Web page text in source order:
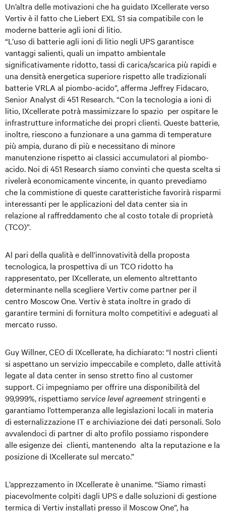
Un’altra delle motivazioni che ha guidato IXcellerate verso
Vertiv è il fatto che Liebert EXL S1 sia compatibile con le
moderne batterie agli ioni di litio.
“L’uso di batterie agli ioni di litio negli UPS garantisce
vantaggi salienti, quali un impatto ambientale
significativamente ridotto, tassi di carica/scarica più rapidi e
una densità energetica superiore rispetto alle tradizionali
batterie VRLA al piombo-acido”, afferma Jeffrey Fidacaro,
Senior Analyst di 451 Research. “Con la tecnologia a ioni di
litio, IXcellerate potrà massimizzare lo spazio per ospitare le
infrastrutture informatiche dei propri clienti. Queste batterie,
inoltre, riescono a funzionare a una gamma di temperature
più ampia, durano di più e necessitano di minore
manutenzione rispetto ai classici accumulatori al piombo-
acido. Noi di 451 Research siamo convinti che questa scelta si
rivelerà economicamente vincente, in quanto prevediamo
che la commistione di queste caratteristiche favorirà risparmi
interessanti per le applicazioni del data center sia in
relazione al raffreddamento che al costo totale di proprietà
(TCO)”.
Al pari della qualità e dell’innovatività della proposta
tecnologica, la prospettiva di un TCO ridotto ha
rappresentato, per IXcellerate, un elemento altrettanto
determinante nella scegliere Vertiv come partner per il
centro Moscow One. Vertiv è stata inoltre in grado di
garantire termini di fornitura molto competitivi e adeguati al
mercato russo.
Guy Willner, CEO di IXcellerate, ha dichiarato: “I nostri clienti
si aspettano un servizio impeccabile e completo, dalle attività
legate al data center in senso stretto fino al customer
support. Ci impegniamo per offrire una disponibilità del
99,999%, rispettiamo service level agreementstringenti e
garantiamo l’ottemperanza alle legislazioni locali in materia
di esternalizzazione IT e archiviazione dei dati personali. Solo
avvalendoci di partner di alto profilo possiamo rispondere
alle esigenze dei clienti, mantenendo alta la reputazione e la
posizione di IXcellerate sul mercato.”
L’apprezzamento in IXcellerate è unanime. “Siamo rimasti
piacevolmente colpiti dagli UPS e dalle soluzioni di gestione
termica di Vertiv installati presso il Moscow One”, ha